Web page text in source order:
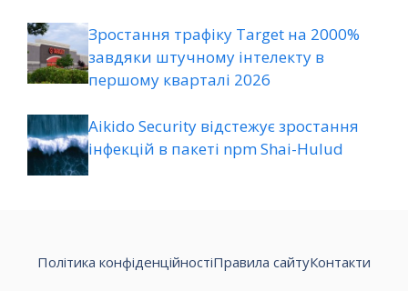
Зростання трафіку Target на 2000%
завдяки штучному інтелекту в
першому кварталі 2026
Aikido Security відстежує зростання
інфекцій в пакеті npm Shai-Hulud
Політика конфіденційностіПравила сайтуКонтакти